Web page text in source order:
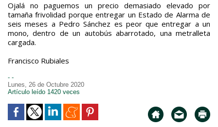
Ojalá no paguemos un precio demasiado elevado por
tamaña frivolidad porque entregar un Estado de Alarma de
seis meses a Pedro Sánchez es peor que entregar a un
mono, dentro de un autobús abarrotado, una metralleta
cargada.
Francisco Rubiales
- -
Lunes, 26 de Octubre 2020
Artículo leído 1420 veces